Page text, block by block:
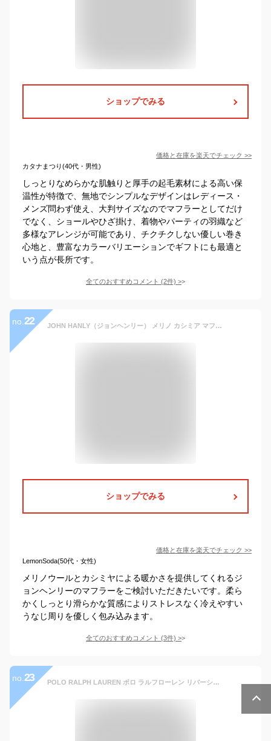
ショップでみる
価格と在庫を楽天でチェック >>
カタナまつり(40代・男性)
しっとりなめらかな肌触りと厚手の起毛素材による高い保
温性が特徴で、無地でシンプルなデザインはレディース・
メンズ問わず使え、大判サイズなのでマフラーとしてだけ
でなく、ショールやひざ掛け、着物やパーティの羽織など
多様なアレンジが可能であり、チクチクしない優しい巻き
心地と、豊富なカラーバリエーションでギフトにも最適と
いう点が長所です。
全てのおすすめコメント (2件) >
no. 22 JOHN HANLY（ジョンヘンリー） メリノ カシミア マフラー / ヘリンボーンツイード / メンズ レディース ユニセックス / ウール / ヘリンボーン / シック / 上品 / プレゼント / ギフト
ショップでみる
価格と在庫を楽天でチェック >>
LemonSoda(50代・女性)
メリノウールとカシミヤによる暖かさを提供してくれるジ
ョンヘンリーのマフラーをご検討いただきたいです。柔ら
かくしっとり滑らかな質感によりストレスなく冷えやすい
うなじ周りを優しく包み込みます。
全てのおすすめコメント (3件) >
no. 23 POLO RALPH LAUREN ポロ ラルフローレン リバーシブル ウールマフラー 全8色 イタリア製 PC0455 ラルフローレン マフラー メンズ プレゼント 大人 マフラー ギフト クリスマス ギフト ウール ロゴ 冬 防寒 レディース ブランド 男女兼用 ユニセックス おしゃれ 刺繍